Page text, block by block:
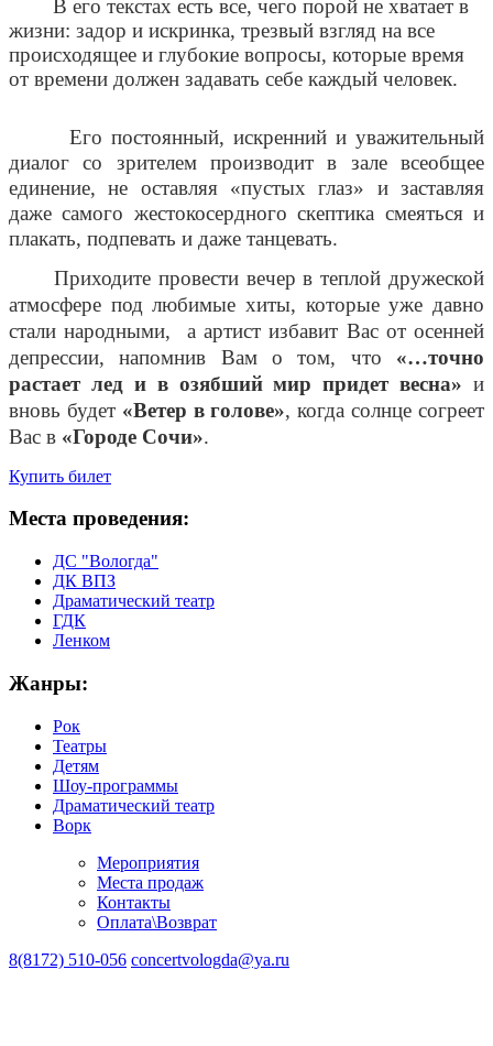
В его текстах есть все, чего порой не хватает в
жизни: задор и искринка, трезвый взгляд на все
происходящее и глубокие вопросы, которые время
от времени должен задавать себе каждый человек.
Его постоянный, искренний и уважительный
диалог со зрителем производит в зале всеобщее
единение, не оставляя «пустых глаз» и заставляя
даже самого жестокосердного скептика смеяться и
плакать, подпевать и даже танцевать.
Приходите провести вечер в теплой дружеской
атмосфере под любимые хиты, которые уже давно
стали народными, а артист избавит Вас от осенней
депрессии, напомнив Вам о том, что «…точно
растает лед и в озябший мир придет весна» и
вновь будет «Ветер в голове», когда солнце согреет
Вас в «Городе Сочи».
Купить билет
Места проведения:
ДС "Вологда"
ДК ВПЗ
Драматический театр
ГДК
Ленком
Жанры:
Рок
Театры
Детям
Шоу-программы
Драматический театр
Ворк
Мероприятия
Места продаж
Контакты
Оплата\Возврат
8(8172) 510-056 concertvologda@ya.ru